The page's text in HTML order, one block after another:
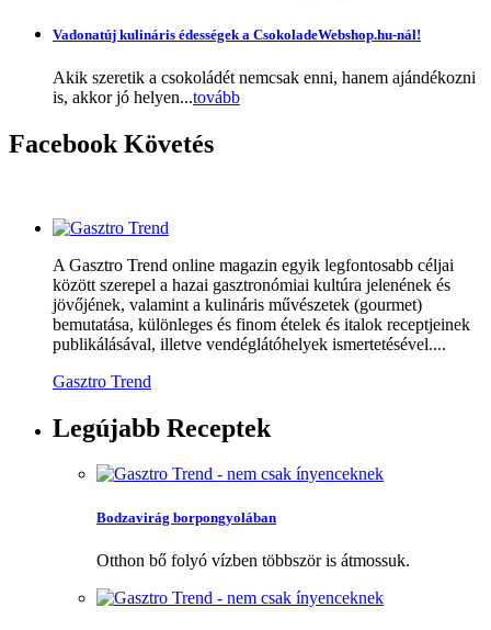
Vadonatúj kulináris édességek a CsokoladeWebshop.hu-nál!
Akik szeretik a csokoládét nemcsak enni, hanem ajándékozni
is, akkor jó helyen...tovább
Facebook Követés
A Gasztro Trend online magazin egyik legfontosabb céljai
között szerepel a hazai gasztronómiai kultúra jelenének és
jövőjének, valamint a kulináris művészetek (gourmet)
bemutatása, különleges és finom ételek és italok receptjeinek
publikálásával, illetve vendéglátóhelyek ismertetésével....
Gasztro Trend
Legújabb Receptek
Bodzavirág borpongyolában
Otthon bő folyó vízben többször is átmossuk.